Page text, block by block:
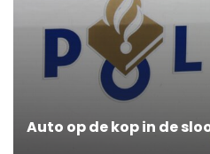
Auto op de kop in de